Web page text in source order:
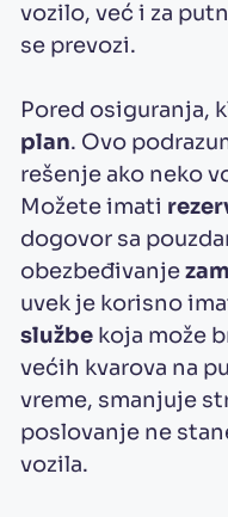
vozilo, već i za
se prevozi.
Pored osiguranja,
plan. Ovo
rešenje ako neko
Možete imati
dogovor sa
obezbeđivanje
uvek je korisno
službe koja može
većih kvarova na
vreme, smanjuje
poslovanje ne
vozila.